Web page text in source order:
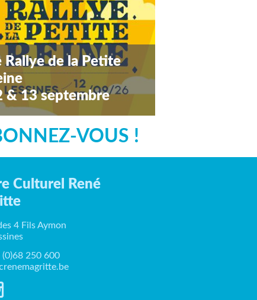
Rallye de la Petite
& 13 septembre
VOUS !
Culturel René
4 Fils Aymon
(0)68 250 600